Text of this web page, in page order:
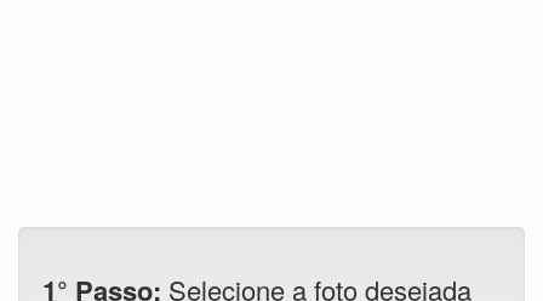
1° Passo: Selecione a foto desejada